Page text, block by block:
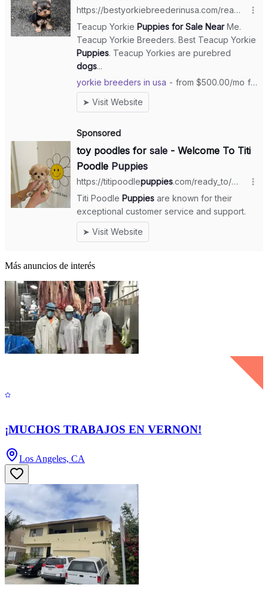
Más anuncios de interés
¡MUCHOS TRABAJOS EN VERNON!
Los Angeles, CA